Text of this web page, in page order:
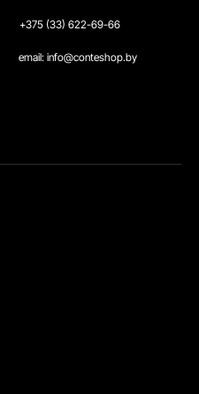
+375 (33) 622-69-66
email: info@conteshop.by